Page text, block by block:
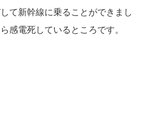
て新幹線に乗ることができまし
感電死しているところです。